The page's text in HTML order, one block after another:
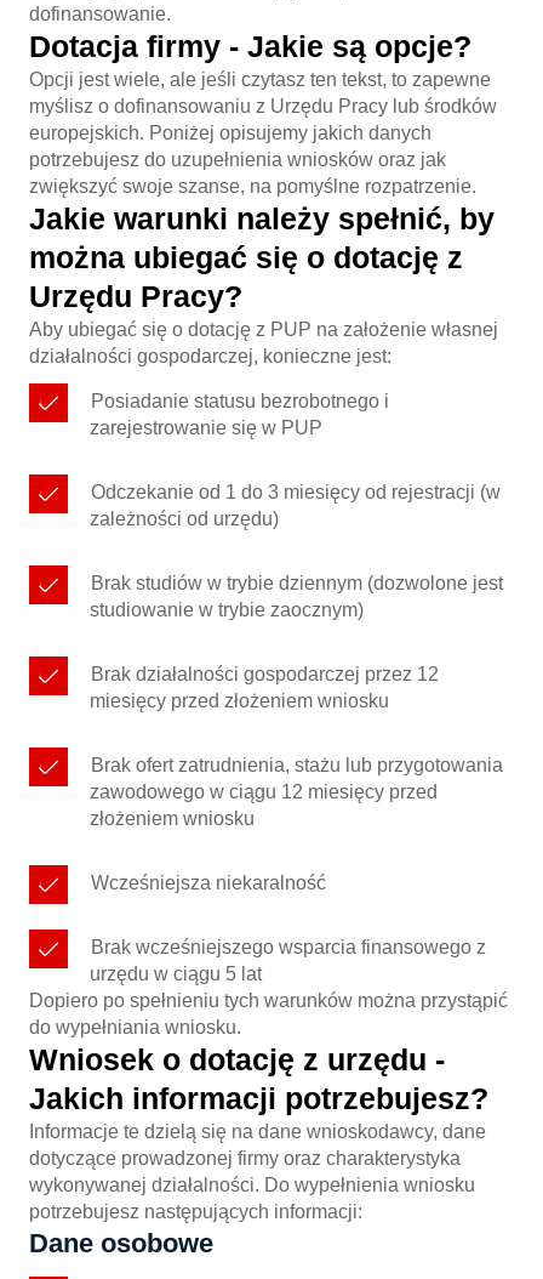
dofinansowanie.
Dotacja firmy - Jakie są opcje?
Opcji jest wiele, ale jeśli czytasz ten tekst, to zapewne
myślisz o dofinansowaniu z Urzędu Pracy lub środków
europejskich. Poniżej opisujemy jakich danych
potrzebujesz do uzupełnienia wniosków oraz jak
zwiększyć swoje szanse, na pomyślne rozpatrzenie.
Jakie warunki należy spełnić, by
można ubiegać się o dotację z
Urzędu Pracy?
Aby ubiegać się o dotację z PUP na założenie własnej
działalności gospodarczej, konieczne jest:
Posiadanie statusu bezrobotnego i
zarejestrowanie się w PUP
Odczekanie od 1 do 3 miesięcy od rejestracji (w
zależności od urzędu)
Brak studiów w trybie dziennym (dozwolone jest
studiowanie w trybie zaocznym)
Brak działalności gospodarczej przez 12
miesięcy przed złożeniem wniosku
Brak ofert zatrudnienia, stażu lub przygotowania
zawodowego w ciągu 12 miesięcy przed
złożeniem wniosku
Wcześniejsza niekaralność
Brak wcześniejszego wsparcia finansowego z
urzędu w ciągu 5 lat
Dopiero po spełnieniu tych warunków można przystąpić
do wypełniania wniosku.
Wniosek o dotację z urzędu -
Jakich informacji potrzebujesz?
Informacje te dzielą się na dane wnioskodawcy, dane
dotyczące prowadzonej firmy oraz charakterystyka
wykonywanej działalności. Do wypełnienia wniosku
potrzebujesz następujących informacji:
Dane osobowe